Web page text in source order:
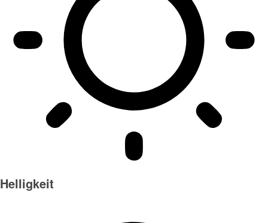
Helligkeit